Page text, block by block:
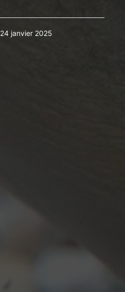
24 janvier 2025